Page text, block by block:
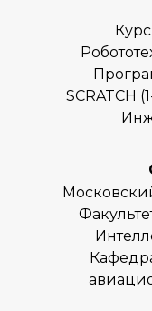
SCRATCH
Наше